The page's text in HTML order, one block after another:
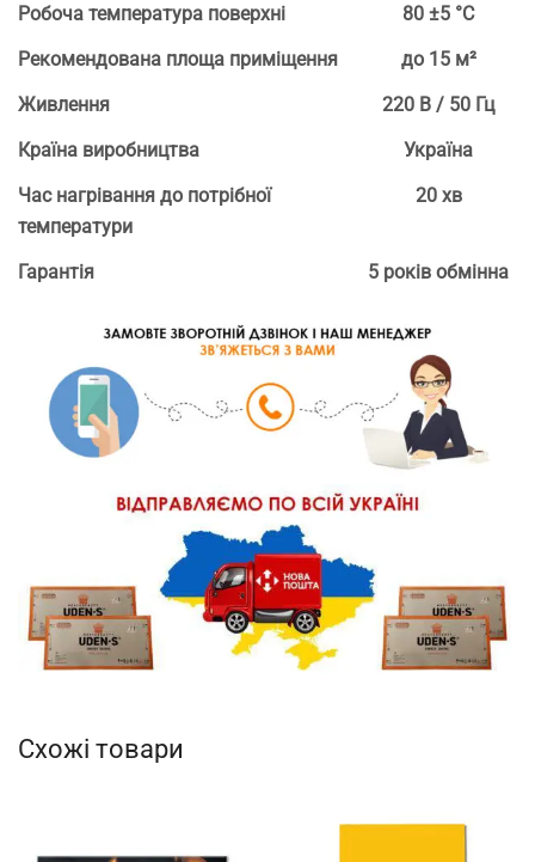
Робоча температура поверхні
80 ±5 °С
Рекомендована площа приміщення
до 15 м²
Живлення
220 В / 50 Гц
Країна виробництва
Україна
Час нагрівання до потрібної
температури
20 хв
Гарантія 5 років обмінна
Схожі товари